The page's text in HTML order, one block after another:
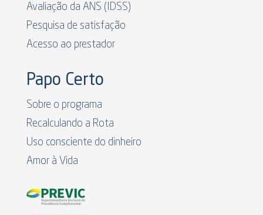
Avaliação da ANS (IDSS)
Pesquisa de satisfação
Acesso ao prestador
Papo Certo
Sobre o programa
Recalculando a Rota
Uso consciente do dinheiro
Amor à Vida